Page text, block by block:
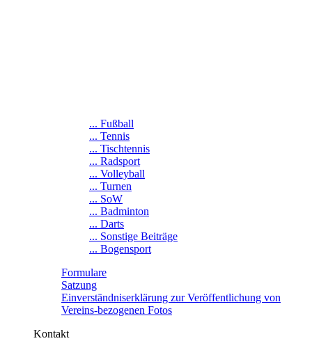
... Fußball
... Tennis
... Tischtennis
... Radsport
... Volleyball
... Turnen
... SoW
... Badminton
... Darts
... Sonstige Beiträge
... Bogensport
Formulare
Satzung
Einverständniserklärung zur Veröffentlichung von
Vereins-bezogenen Fotos
Kontakt